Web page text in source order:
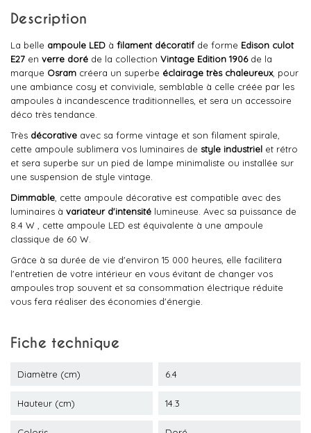
Description
La belle ampoule LED à filament décoratifde forme Edison culot
E27 en verre doré de la collection Vintage Edition 1906 de la
marque Osram créera un superbe éclairage très chaleureux, pour
une ambiance cosy et conviviale, semblable à celle créée par les
ampoules à incandescence traditionnelles, et sera un accessoire
déco très tendance.
Très décorative avec sa forme vintage et son filament spirale,
cette ampoule sublimera vos luminaires de style industriel et rétro
et sera superbe sur un pied de lampe minimaliste ou installée sur
une suspension de style vintage.
Dimmable , cette ampoule décorative est compatible avec des
luminaires à variateur d'intensité lumineuse. Avec sa puissance de
8.4 W , cette ampoule LED est équivalente à une ampoule
classique de 60 W.
Grâce à sa durée de vie d'environ 15 000 heures, elle facilitera
l'entretien de votre intérieur en vous évitant de changer vos
ampoules trop souvent et sa consommation électrique réduite
vous fera réaliser des économies d'énergie.
Fiche technique
Diamètre (cm) 6.4
Hauteur (cm) 14.3